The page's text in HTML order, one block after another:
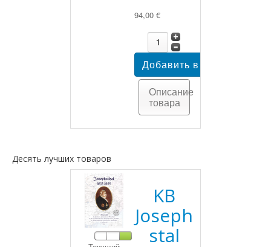
94,00 €
Описание
товара
Десять лучших товаров
KB
Joseph
stal